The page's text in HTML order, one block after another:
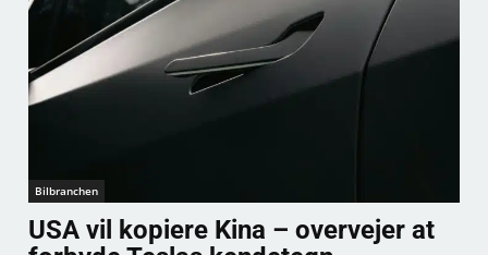
Bilbranchen
USA vil kopiere Kina – overvejer at